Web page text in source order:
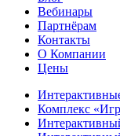
Вебинары
Партнёрам
Контакты
О Компании
Цены
Комплекс